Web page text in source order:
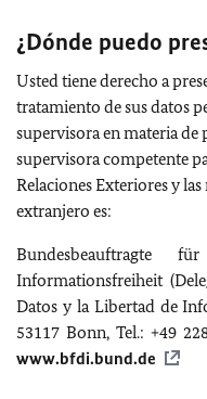
¿Dónde puedo
Usted tiene derecho a
tratamiento de sus datos
supervisora en materia
supervisora competente
Relaciones Exteriores y
extranjero es:
Bundesbeauftragte
Informationsfreiheit
Datos y la Libertad de
53117 Bonn, Tel.: +49
www.bfdi.bund.de